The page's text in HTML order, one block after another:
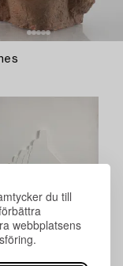
du till
webbplatsens